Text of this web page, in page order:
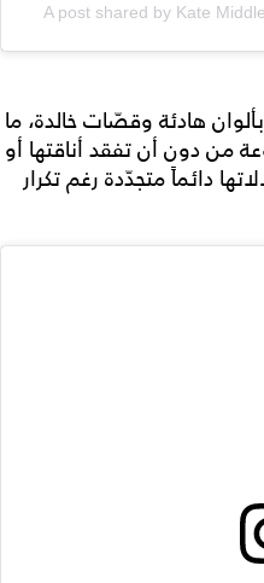
A post shared by Kate
هادئة وقصّات خالدة، ما
من دون أن تفقد أناقتها أو
دائماً متجدّدة رغم تكرار